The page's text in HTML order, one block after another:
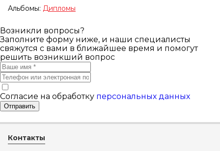
Альбомы: Дипломы
Возникли вопросы?
Заполните форму ниже, и наши специалисты
свяжутся с вами в ближайшее время и помогут
решить возникший вопрос
Согласие на обработку персональных данных
Отправить
Контакты